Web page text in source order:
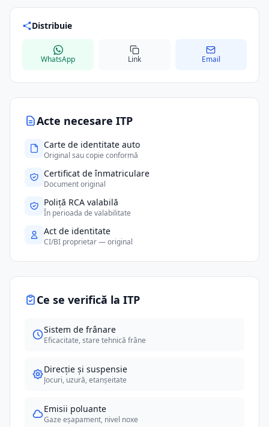
Acte necesare ITP
Carte de identitate auto
Original sau copie conformă
Certificat de înmatriculare
Document original
Poliță RCA valabilă
În perioada de valabilitate
Act de identitate
CI/BI proprietar — original
Ce se verifică la ITP
Sistem de frânare
Eficacitate, stare tehnică frâne
Direcție și suspensie
Jocuri, uzură, etanșeitate
Emisii poluante
Gaze eșapament, nivel noxe
Distribuie
WhatsApp Link Email